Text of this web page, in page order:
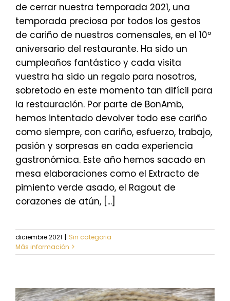
de cerrar nuestra temporada 2021, una
temporada preciosa por todos los gestos
de cariño de nuestros comensales, en el 10º
aniversario del restaurante. Ha sido un
cumpleaños fantástico y cada visita
vuestra ha sido un regalo para nosotros,
sobretodo en este momento tan difícil para
la restauración. Por parte de BonAmb,
hemos intentado devolver todo ese cariño
como siempre, con cariño, esfuerzo, trabajo,
pasión y sorpresas en cada experiencia
gastronómica. Este año hemos sacado en
mesa elaboraciones como el Extracto de
pimiento verde asado, el Ragout de
corazones de atún, [...]
diciembre 2021 | Sin categoria
Más información